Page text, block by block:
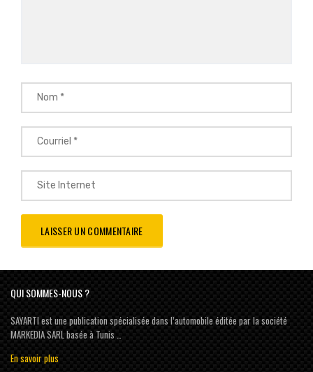
QUI SOMMES-NOUS ?
SAYARTI est une publication spécialisée dans l’automobile éditée par la société
MARKEDIA SARL basée à Tunis …
En savoir plus